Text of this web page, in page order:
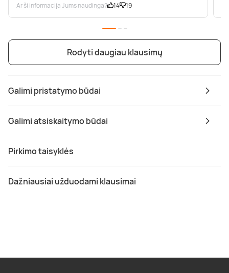
Galimi pristatymo būdai
Galimi atsiskaitymo būdai
Pirkimo taisyklės
Dažniausiai užduodami klausimai
Ar ši informacija Jums naudinga? 14 19
Rodyti daugiau klausimų